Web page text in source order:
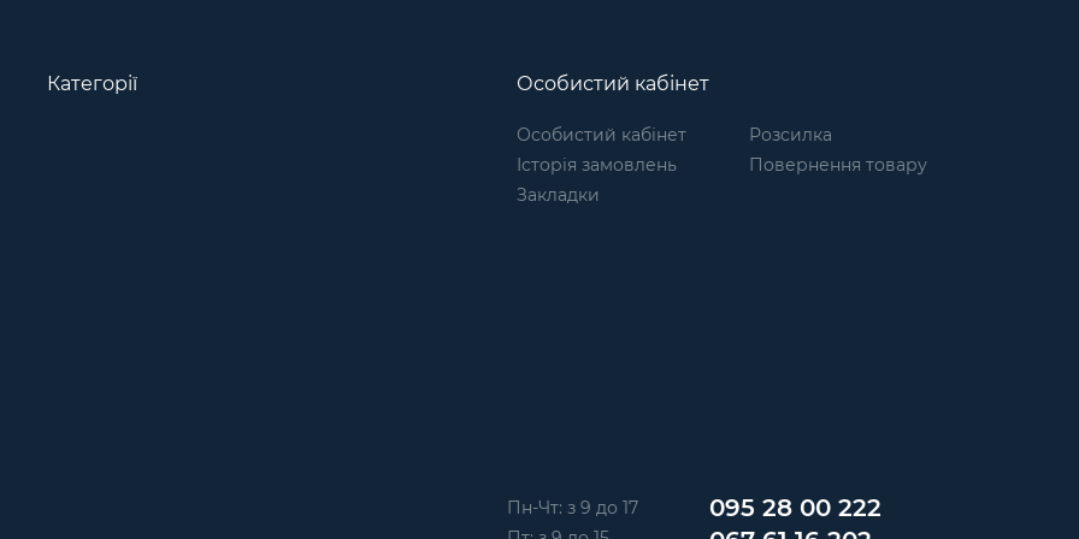
Категорії Особистий кабінет
Особистий кабінет
Історія замовлень
Закладки
Розсилка
Повернення товару
Пн-Чт: з 9 до 17
095 28 00 222